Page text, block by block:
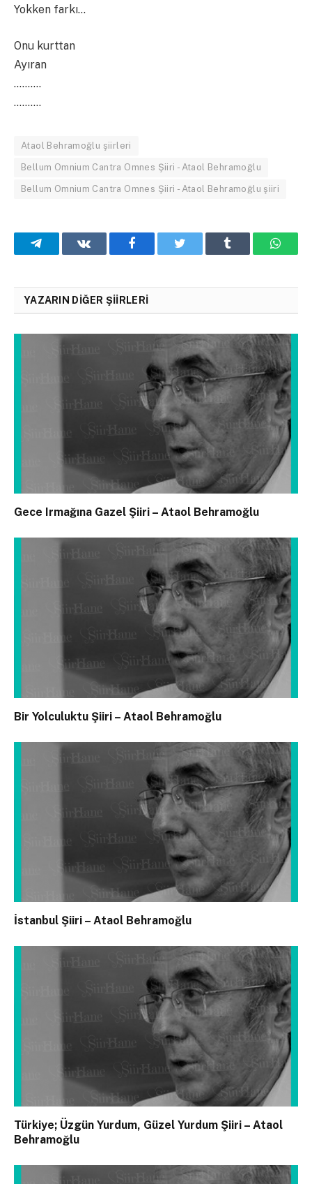
Yokken farkı…
Onu kurttan
Ayıran
……….
……….
Ataol Behramoğlu şiirleri
Bellum Omnium Cantra Omnes Şiiri - Ataol Behramoğlu
Bellum Omnium Cantra Omnes Şiiri - Ataol Behramoğlu şiiri
TelegramVKontakteFacebookTwitter
YAZARIN DIĞER ŞIIRLERI
Gece Irmağına Gazel Şiiri – Ataol Behramoğlu
Bir Yolculuktu Şiiri – Ataol Behramoğlu
İstanbul Şiiri – Ataol Behramoğlu
Türkiye; Üzgün Yurdum, Güzel Yurdum Şiiri – Ataol
Behramoğlu